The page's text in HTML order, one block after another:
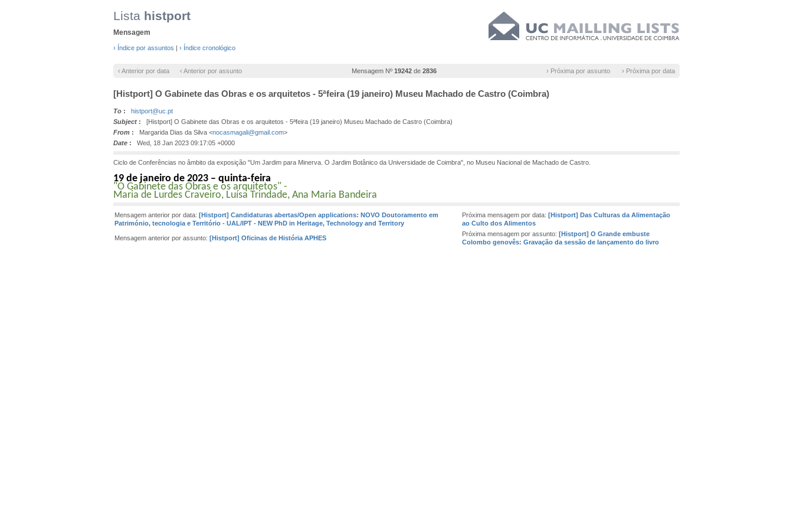
Lista histport
Mensagem
› Índice por assuntos | › Índice cronológico
‹ Anterior por data ‹ Anterior por assunto Mensagem Nº 19242 de 2836 › Próxima por assunto › Próxima por data
[Histport] O Gabinete das Obras e os arquitetos - 5ªfeira (19 janeiro) Museu Machado de Castro (Coimbra)
To :
histport@uc.pt
Subject : [Histport] O Gabinete das Obras e os arquitetos - 5ªfeira (19 janeiro) Museu Machado de Castro (Coimbra)
From : Margarida Dias da Silva <nocasmagali@gmail.com>
Date : Wed, 18 Jan 2023 09:17:05 +0000
Ciclo de Conferências no âmbito da exposição "Um Jardim para Minerva. O Jardim Botânico da Universidade de Coimbra", no Museu Nacional de Machado de Castro.
19 de janeiro de 2023 – quinta-feira
"O Gabinete das Obras e os arquitetos" -
Maria de Lurdes Craveiro, Luísa Trindade, Ana Maria Bandeira
Mensagem anterior por data: [Histport] Candidaturas abertas/Open applications: NOVO Doutoramento em
Património, tecnologia e Território - UAL/IPT - NEW PhD in Heritage, Technology and Territory
Próxima mensagem por data: [Histport] Das Culturas da Alimentação
ao Culto dos Alimentos
Mensagem anterior por assunto: [Histport] Oficinas de História APHES
Próxima mensagem por assunto: [Histport] O Grande embuste
Colombo genovês: Gravação da sessão de lançamento do livro